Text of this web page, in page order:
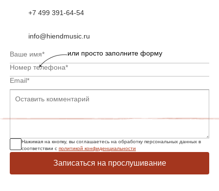
+7 499 391-64-54
info@hiendmusic.ru
Нажимая на кнопку, вы соглашаетесь на обработку персональных данных в
соответствии с политикой конфиденциальности
Записаться на прослушивание
или просто заполните форму